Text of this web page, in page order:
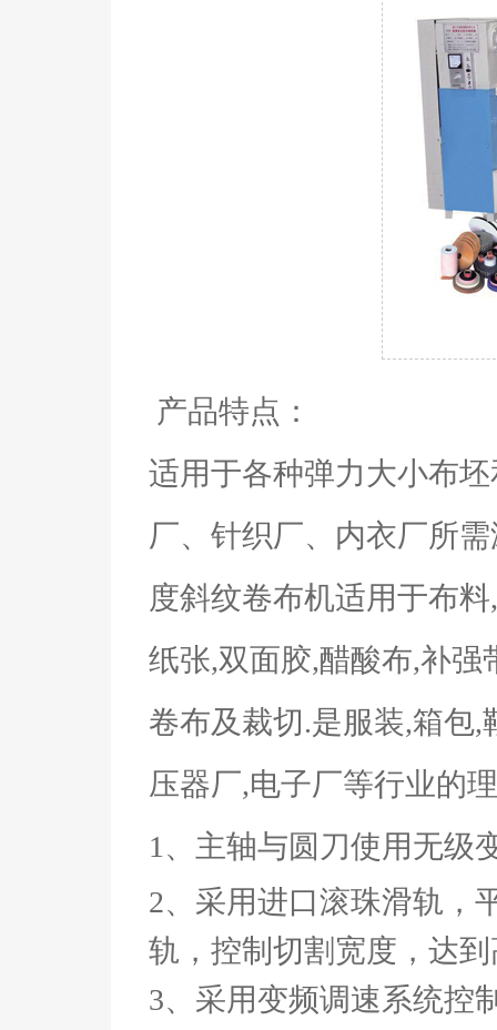
产品特点：
适用于各种弹力大小布
厂、针织厂、内衣厂所
度斜纹卷布机适用于布
纸张,双面胶,醋酸布,补强
卷布及裁切.是服装,箱包
压器厂,电子厂等行业的
1 、主轴与圆刀使用无级
2、采用进口滚珠滑轨，
轨，控制切割宽度，达
3、采用变频调速系统控